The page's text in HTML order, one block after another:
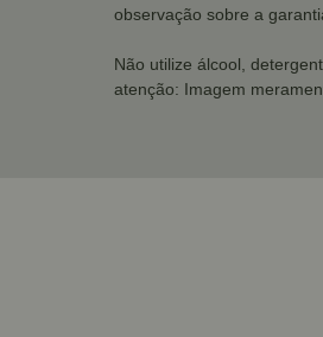
observação sobre a
Não utilize álcool,
atenção: Imagem